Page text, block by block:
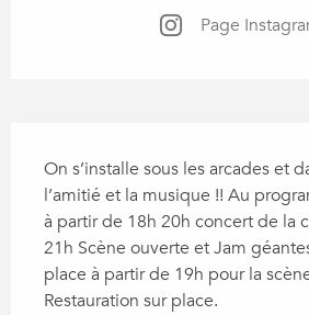
Page
On s’installe sous les arcades et
l’amitié et la musique !! Au
à partir de 18h 20h concert de la
21h Scène ouverte et Jam
place à partir de 19h pour la
Restauration sur place.